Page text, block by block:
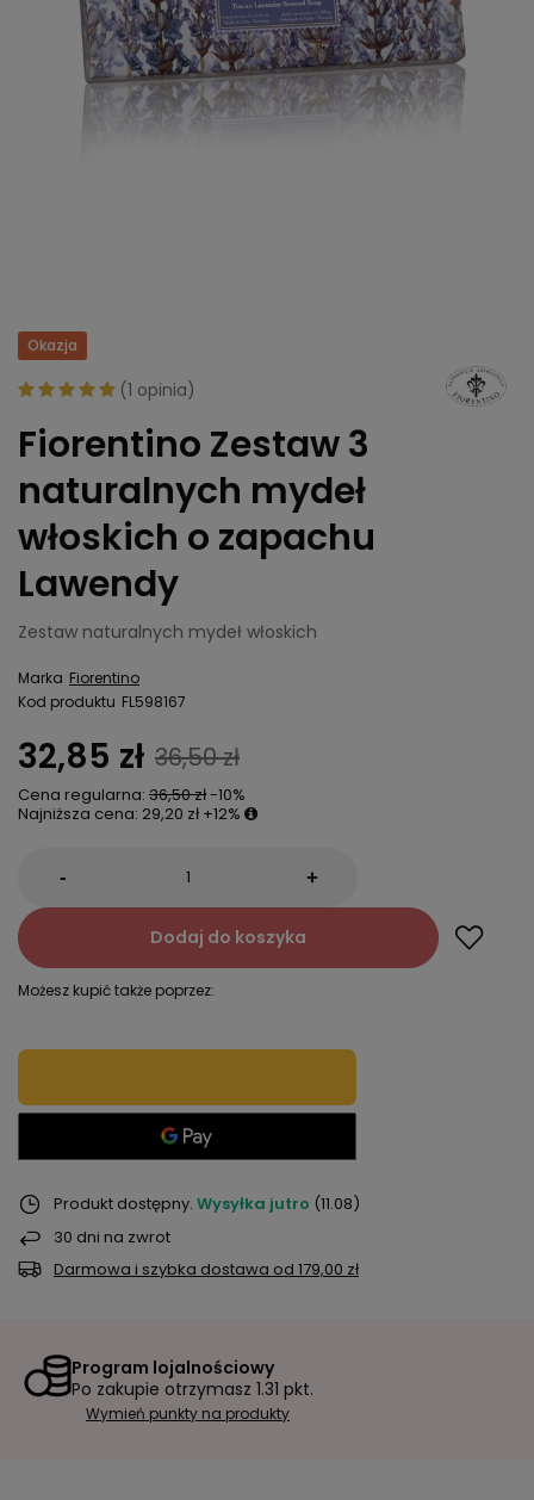
Okazja
(1 opinia)
Fiorentino Zestaw 3
naturalnych mydeł
włoskich o zapachu
Lawendy
Zestaw naturalnych mydeł włoskich
Marka Fiorentino
Kod produktu FL598167
32,85 zł 36,50 zł
Cena regularna: 36,50 zł-10%
Najniższa cena: 29,20 zł +12%
- +
Dodaj do koszyka
Możesz kupić także poprzez:
Produkt dostępny Wysyłka jutro (11.08)
30 dni na zwrot
Darmowa i szybka dostawa od 179,00 zł
Program lojalnościowy
Po zakupie otrzymasz 1.31 pkt.
Wymień punkty na produkty